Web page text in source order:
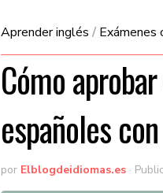
Aprender inglés / Exámenes
Cómo
españoles
por Elblogdeidiomas.es ·